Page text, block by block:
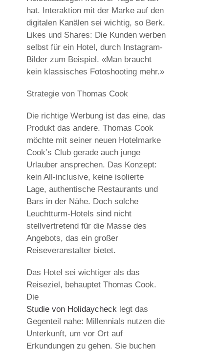
hat. Interaktion mit der Marke auf den
digitalen Kanälen sei wichtig, so Berk.
Likes und Shares: Die Kunden werben
selbst für ein Hotel, durch Instagram-
Bilder zum Beispiel. «Man braucht
kein klassisches Fotoshooting mehr.»
Strategie von Thomas Cook
Die richtige Werbung ist das eine, das
Produkt das andere. Thomas Cook
möchte mit seiner neuen Hotelmarke
Cook’s Club gerade auch junge
Urlauber ansprechen. Das Konzept:
kein All-inclusive, keine isolierte
Lage, authentische Restaurants und
Bars in der Nähe. Doch solche
Leuchtturm-Hotels sind nicht
stellvertretend für die Masse des
Angebots, das ein großer
Reiseveranstalter bietet.
Das Hotel sei wichtiger als das
Reiseziel, behauptet Thomas Cook.
Die
Studie von Holidaycheck legt das
Gegenteil nahe: Millennials nutzen die
Unterkunft, um vor Ort auf
Erkundungen zu gehen. Sie buchen